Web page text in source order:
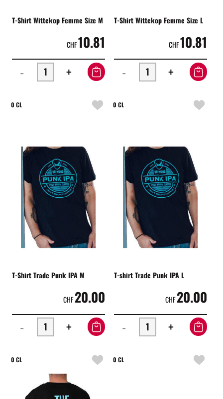
T-Shirt Wittekop Femme Size M
CHF10.81
-
+
T-Shirt Wittekop Femme Size L
CHF10.81
-
+
0 CL
T-Shirt Trade Punk IPA M
CHF20.00
-
+
0 CL
T-shirt Trade Punk IPA L
CHF20.00
-
+
0 CL 0 CL